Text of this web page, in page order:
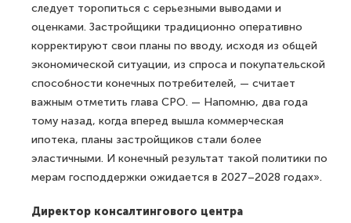
следует торопиться с серьезными выводами и
оценками. Застройщики традиционно оперативно
корректируют свои планы по вводу, исходя из общей
экономической ситуации, из спроса и покупательской
способности конечных потребителей, — считает
важным отметить глава СРО. — Напомню, два года
тому назад, когда вперед вышла коммерческая
ипотека, планы застройщиков стали более
эластичными. И конечный результат такой политики по
мерам господдержки ожидается в 2027–2028 годах».
Директор консалтингового центра